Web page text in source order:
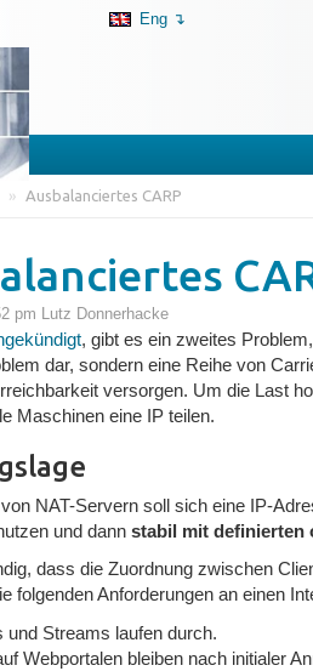
Eng ↴
» Ausbalanciertes CARP
pm Lutz Donnerhacke
, gibt es ein zweites
dar, sondern eine Reihe von
versorgen. Um die Last
Maschinen eine IP teilen.
NAT-Servern soll sich eine IP-
und dann stabil mit definierten
dass die Zuordnung zwischen
folgenden Anforderungen an einen
und Streams laufen durch.
Webportalen bleiben nach initialer